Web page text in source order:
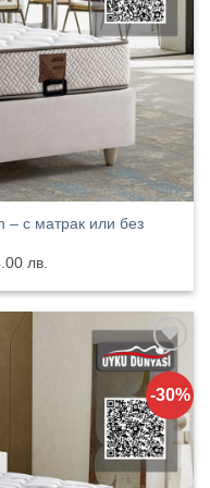
– с матрак или без
лв.
-30%
Добавяне
към
списъка с
харесани
продукти